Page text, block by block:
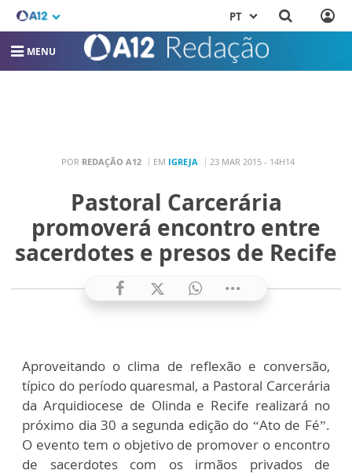
PT
MENU
POR REDAÇÃO A12 EM IGREJA 23 MAR 2015 - 14H14
Pastoral Carcerária
promoverá encontro entre
sacerdotes e presos de Recife
Aproveitando o clima de reflexão e conversão,
típico do período quaresmal, a Pastoral Carcerária
da Arquidiocese de Olinda e Recife realizará no
próximo dia 30 a segunda edição do “Ato de Fé”.
O evento tem o objetivo de promover o encontro
de sacerdotes com os irmãos privados de